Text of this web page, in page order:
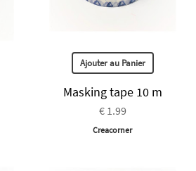
Ajouter au Panier
Masking tape 10 m
€ 1.99
Creacorner